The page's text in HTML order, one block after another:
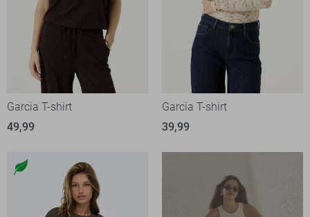
Garcia T-shirt
49,99
Garcia T-shirt
39,99